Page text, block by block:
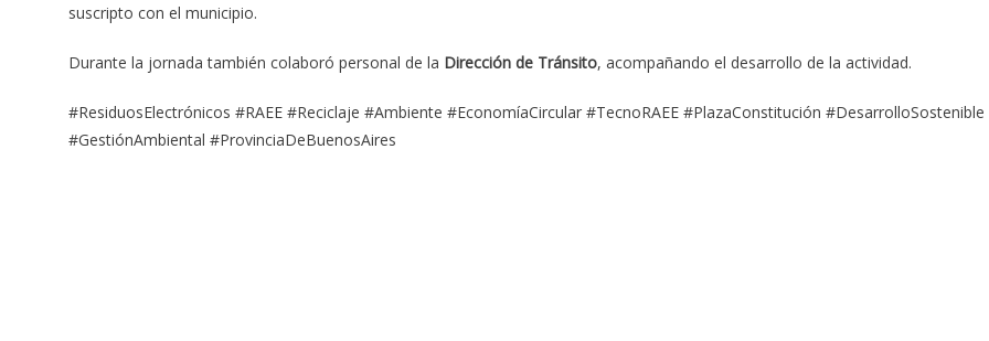
suscripto con el municipio.
Durante la jornada también colaboró personal de la Dirección de Tránsito, acompañando el desarrollo de la actividad.
#ResiduosElectrónicos #RAEE #Reciclaje #Ambiente #EconomíaCircular #TecnoRAEE #PlazaConstitución #DesarrolloSostenible
#GestiónAmbiental #ProvinciaDeBuenosAires